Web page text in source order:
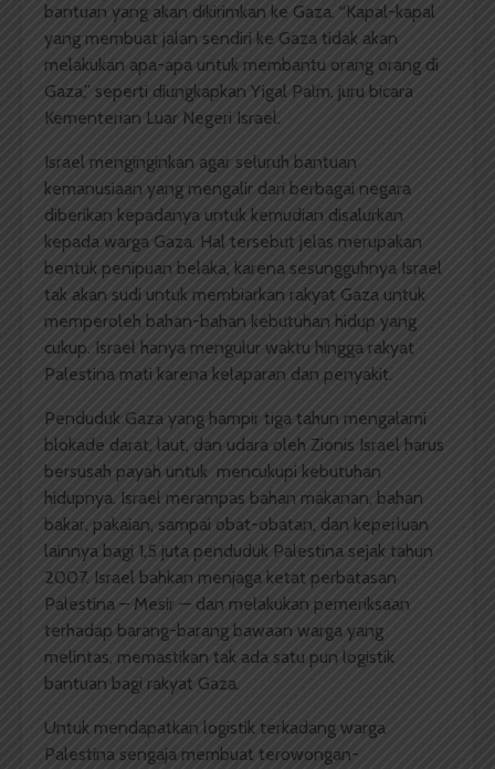
bantuan yang akan dikirimkan ke Gaza. “Kapal-kapal
yang membuat jalan sendiri ke Gaza tidak akan
melakukan apa-apa untuk membantu orang orang di
Gaza,” seperti diungkapkan Yigal Palm, juru bicara
Kementerian Luar Negeri Israel.
Israel menginginkan agar seluruh bantuan
kemanusiaan yang mengalir dari berbagai negara
diberikan kepadanya untuk kemudian disalurkan
kepada warga Gaza. Hal tersebut jelas merupakan
bentuk penipuan belaka, karena sesungguhnya Israel
tak akan sudi untuk membiarkan rakyat Gaza untuk
memperoleh bahan-bahan kebutuhan hidup yang
cukup. Israel hanya mengulur waktu hingga rakyat
Palestina mati karena kelaparan dan penyakit.
Penduduk Gaza yang hampir tiga tahun mengalami
blokade darat, laut, dan udara oleh Zionis Israel harus
bersusah payah untuk mencukupi kebutuhan
hidupnya. Israel merampas bahan makanan, bahan
bakar, pakaian, sampai obat-obatan, dan keperluan
lainnya bagi 1,5 juta penduduk Palestina sejak tahun
2007. Israel bahkan menjaga ketat perbatasan
Palestina – Mesir — dan melakukan pemeriksaan
terhadap barang-barang bawaan warga yang
melintas, memastikan tak ada satu pun logistik
bantuan bagi rakyat Gaza.
Untuk mendapatkan logistik terkadang warga
Palestina sengaja membuat terowongan-